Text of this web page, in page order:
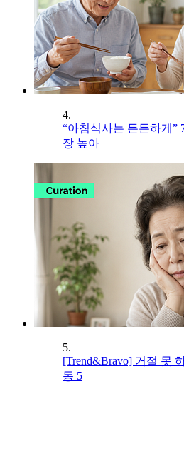
4.
“아침식사는 든든하게”
장 높아
5.
[Trend&Bravo] 거절 못
동 5